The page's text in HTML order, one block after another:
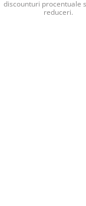
discounturi procentuale
reduceri.